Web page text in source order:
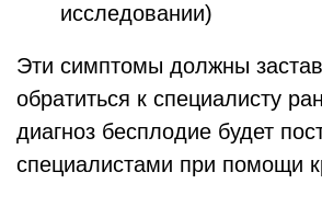
исследовании)
Эти симптомы должны
обратиться к специалисту
диагноз бесплодие будет
специалистами при помощи